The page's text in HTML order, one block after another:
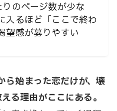
のページ数が少な
入るほど「ここで終わ
望感が募りやすい
ら始まった恋だけが、壊
る理由がここにある。